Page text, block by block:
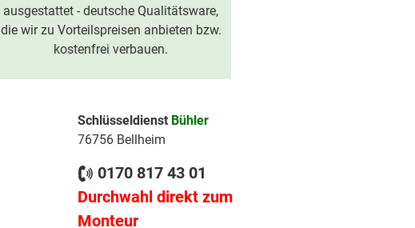
ausgestattet - deutsche Qualitätsware,
die wir zu Vorteilspreisen anbieten bzw.
kostenfrei verbauen.
Schlüsseldienst Bühler
76756 Bellheim
0170 817 43 01
Durchwahl direkt zum
Monteur